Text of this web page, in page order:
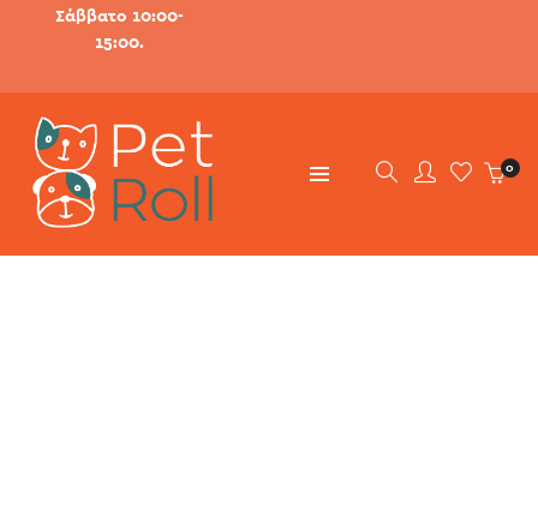
Σάββατο 10:00-
15:00.
0